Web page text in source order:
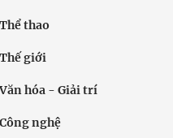
Thể thao
Thế giới
Văn hóa - Giải trí
Công nghệ